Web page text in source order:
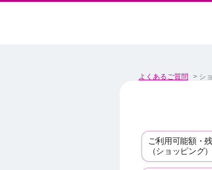
よくあるご質問 > シ
ご利用可能額・
（ショッピング）